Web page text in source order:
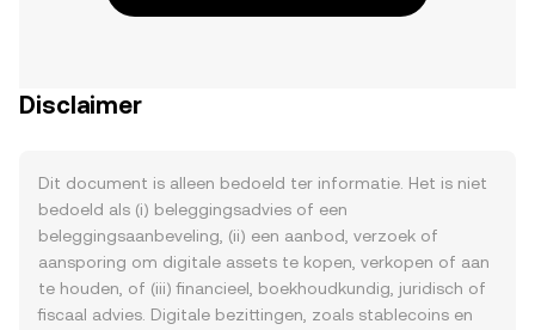
Disclaimer
Dit document is alleen bedoeld ter informatie. Het is niet
bedoeld als (i) beleggingsadvies of een
beleggingsaanbeveling, (ii) een aanbod, verzoek of
aansporing om digitale assets te kopen, verkopen of aan
te houden, of (iii) financieel, boekhoudkundig, juridisch of
fiscaal advies. Digitale bezittingen, zoals stablecoins en